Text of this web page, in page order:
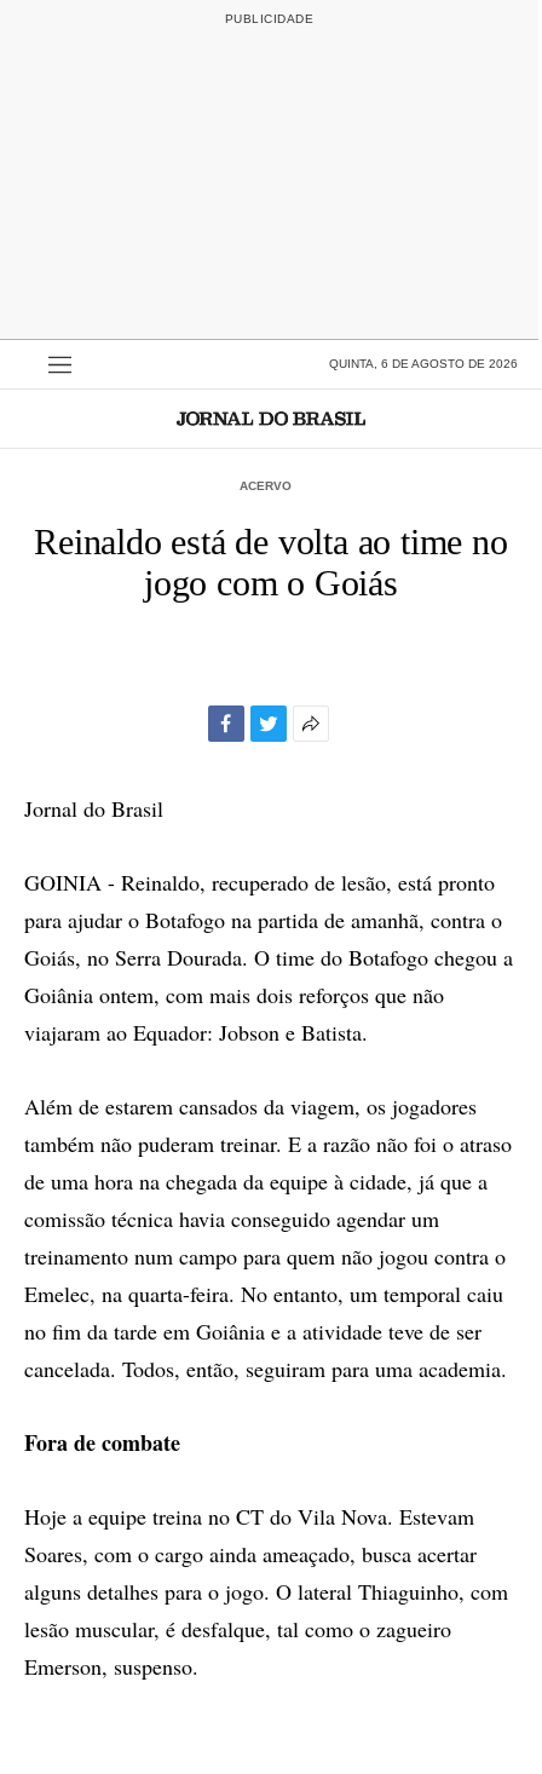
QUINTA, 6 DE AGOSTO DE 2026
ACERVO
Reinaldo está de volta ao time no
jogo com o Goiás
Jornal do Brasil
GOINIA - Reinaldo, recuperado de lesão, está pronto
para ajudar o Botafogo na partida de amanhã, contra o
Goiás, no Serra Dourada. O time do Botafogo chegou a
Goiânia ontem, com mais dois reforços que não
viajaram ao Equador: Jobson e Batista.
Além de estarem cansados da viagem, os jogadores
também não puderam treinar. E a razão não foi o atraso
de uma hora na chegada da equipe à cidade, já que a
comissão técnica havia conseguido agendar um
treinamento num campo para quem não jogou contra o
Emelec, na quarta-feira. No entanto, um temporal caiu
no fim da tarde em Goiânia e a atividade teve de ser
cancelada. Todos, então, seguiram para uma academia.
Fora de combate
Hoje a equipe treina no CT do Vila Nova. Estevam
Soares, com o cargo ainda ameaçado, busca acertar
alguns detalhes para o jogo. O lateral Thiaguinho, com
lesão muscular, é desfalque, tal como o zagueiro
Emerson, suspenso.